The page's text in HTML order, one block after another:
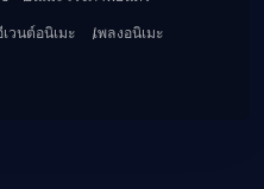
เวนต์อนิเมะ
เพลงอนิเมะ